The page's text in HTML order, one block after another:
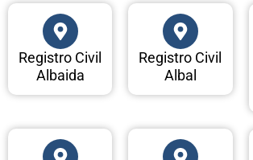
Registro Civil
Albaida
Registro Civil
Albal